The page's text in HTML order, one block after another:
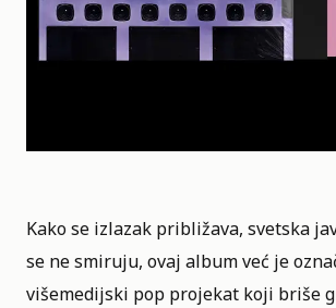
Kako se izlazak približava, svetska
se ne smiruju, ovaj album već je
višemedijski pop projekat koji briše